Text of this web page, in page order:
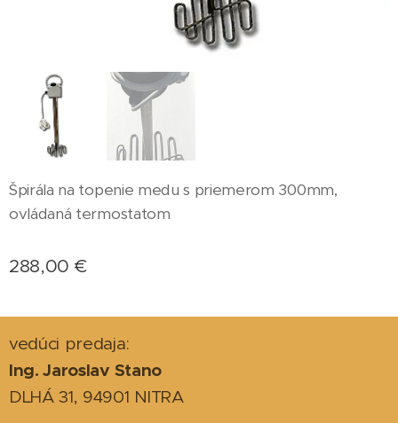
Špirála na topenie medu s priemerom 300mm,
ovládaná termostatom
288,00 €
vedúci predaja:
Ing. Jaroslav Stano
DLHÁ 31, 94901 NITRA